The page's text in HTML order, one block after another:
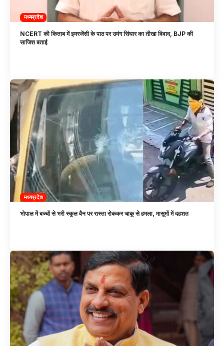
मध्यप्रदेश
NCERT की किताब में इमरजेंसी के पाठ पर उमंग सिंघार का तीखा विवाद, BJP की
साजिश बताई
मध्यप्रदेश
भोपाल में बच्चों से भरी स्कूल वैन पर रास्ता रोककर चाकू से हमला, मासूमों में दहशत